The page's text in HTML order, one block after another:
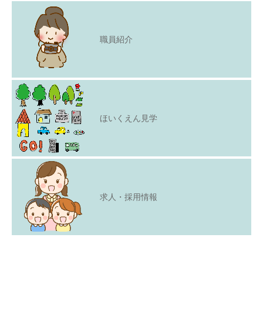
職員紹介
ほいくえん見学
求人・採用情報